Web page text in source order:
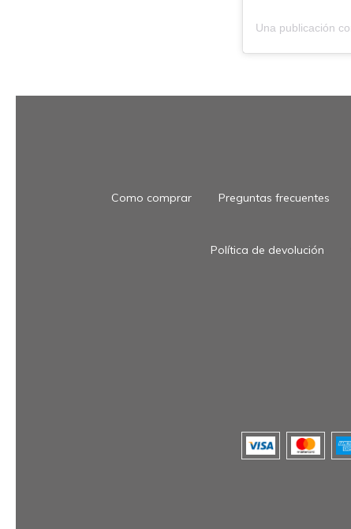
Como comprar Preguntas frecuentes
Política de devolución